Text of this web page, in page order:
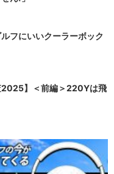
フにいいクーラーボック
2025】＜前編＞220Yは飛